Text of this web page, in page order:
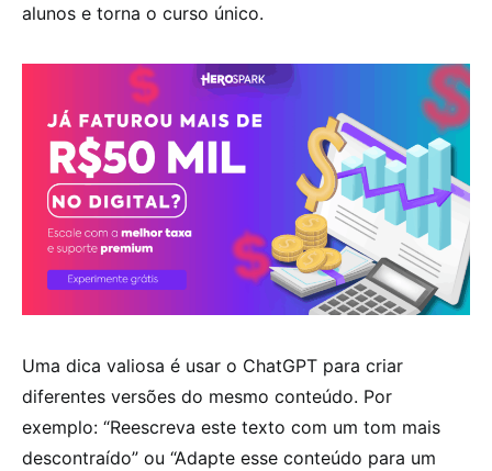
alunos e torna o curso único.
Uma dica valiosa é usar o ChatGPT para criar
diferentes versões do mesmo conteúdo. Por
exemplo: “Reescreva este texto com um tom mais
descontraído” ou “Adapte esse conteúdo para um